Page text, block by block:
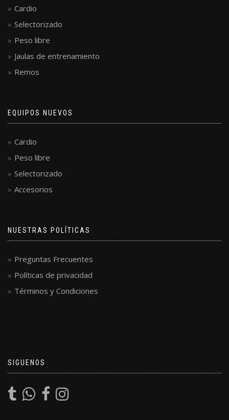
Cardio
Selectorizado
Peso libre
Jaulas de entrenamiento
Remos
EQUIPOS NUEVOS
Cardio
Peso libre
Selectorizado
Accesorios
NUESTRAS POLÍTICAS
Preguntas Frecuentes
Políticas de privacidad
Términos y Condiciones
SIGUENOS